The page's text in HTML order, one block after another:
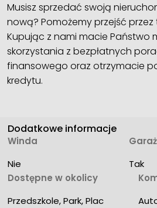
Musisz sprzedać swoją
nową? Pomożemy przejść przez
Kupując z nami macie Państwo
skorzystania z bezpłatnych
finansowego oraz otrzymacie
kredytu.
Dodatkowe informacje
Winda
Nie
Tak
Dostępne w okolicy
Przedszkole, Park, Plac